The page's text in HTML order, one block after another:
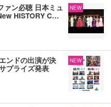
ァン必聴 日本ミュ
HISTORY C…
NEW
ンドの出演が決
プライズ発表
NEW